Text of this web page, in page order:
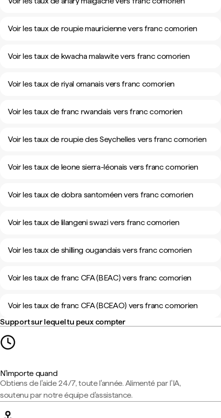
Voir les taux de roupie mauricienne vers franc comorien
Voir les taux de kwacha malawite vers franc comorien
Voir les taux de riyal omanais vers franc comorien
Voir les taux de franc rwandais vers franc comorien
Voir les taux de roupie des Seychelles vers franc comorien
Voir les taux de leone sierra-léonais vers franc comorien
Voir les taux de dobra santoméen vers franc comorien
Voir les taux de lilangeni swazi vers franc comorien
Voir les taux de shilling ougandais vers franc comorien
Voir les taux de franc CFA (BEAC) vers franc comorien
Voir les taux de franc CFA (BCEAO) vers franc comorien
Support sur lequel tu peux compter
N'importe quand
Obtiens de l'aide 24/7, toute l'année. Alimenté par l'IA,
soutenu par notre équipe d'assistance.